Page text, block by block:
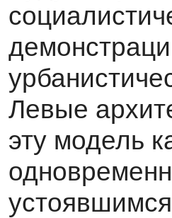
Левые
эту модель